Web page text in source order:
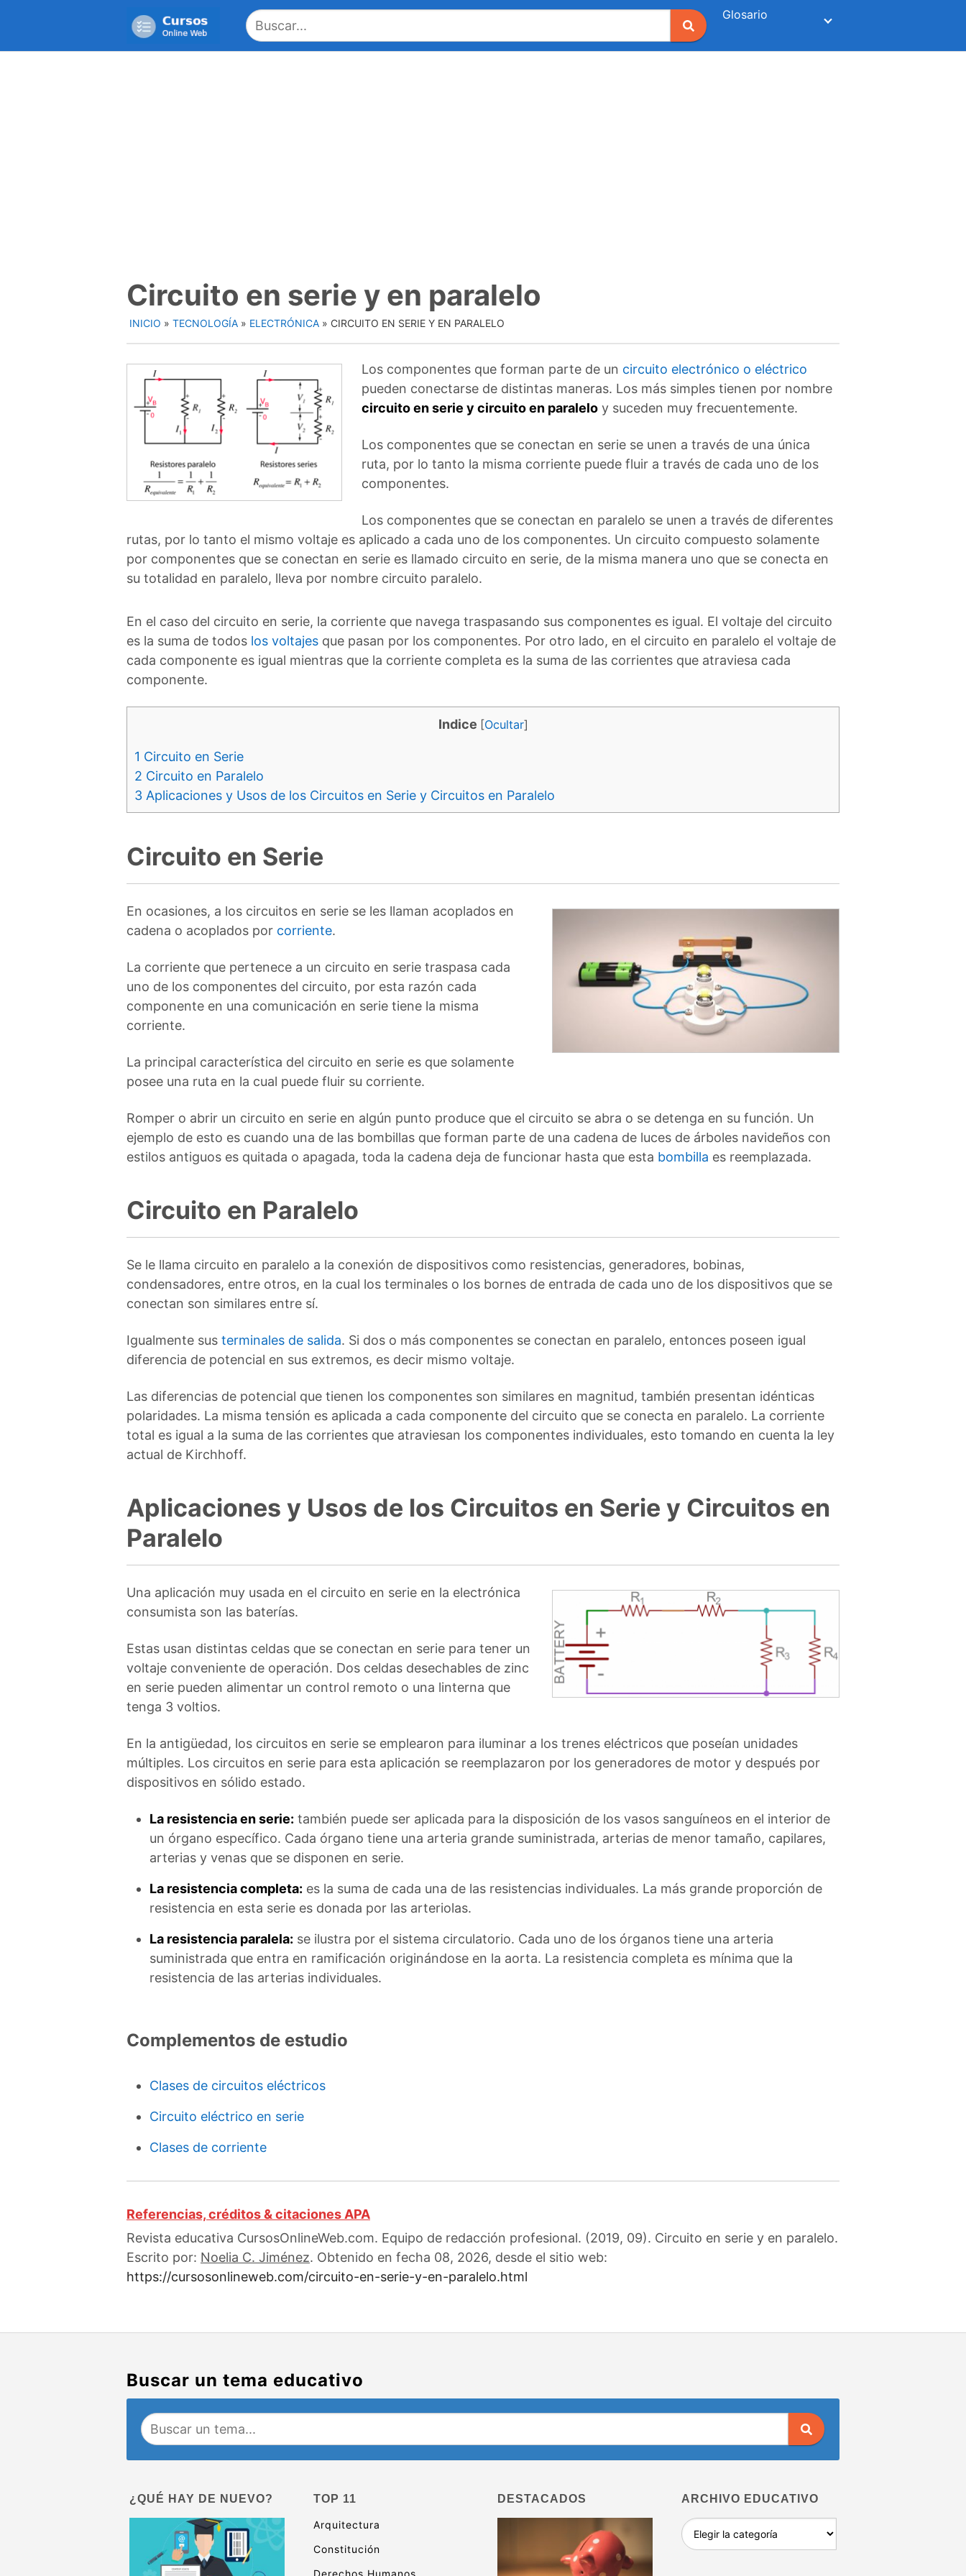
Glosario
Circuito en serie y en paralelo
INICIO » TECNOLOGÍA » ELECTRÓNICA » CIRCUITO EN SERIE Y EN PARALELO
Los componentes que forman parte de un circuito electrónico o eléctrico
pueden conectarse de distintas maneras. Los más simples tienen por nombre
circuito en serie y circuito en paralelo y suceden muy frecuentemente.
Los componentes que se conectan en serie se unen a través de una única
ruta, por lo tanto la misma corriente puede fluir a través de cada uno de los
componentes.
Los componentes que se conectan en paralelo se unen a través de diferentes
rutas, por lo tanto el mismo voltaje es aplicado a cada uno de los componentes. Un circuito compuesto solamente
por componentes que se conectan en serie es llamado circuito en serie, de la misma manera uno que se conecta en
su totalidad en paralelo, lleva por nombre circuito paralelo.
En el caso del circuito en serie, la corriente que navega traspasando sus componentes es igual. El voltaje del circuito
es la suma de todos los voltajes que pasan por los componentes. Por otro lado, en el circuito en paralelo el voltaje de
cada componente es igual mientras que la corriente completa es la suma de las corrientes que atraviesa cada
componente.
Indice [Ocultar]
1 Circuito en Serie
2 Circuito en Paralelo
3 Aplicaciones y Usos de los Circuitos en Serie y Circuitos en Paralelo
Circuito en Serie
En ocasiones, a los circuitos en serie se les llaman acoplados en
cadena o acoplados por corriente.
La corriente que pertenece a un circuito en serie traspasa cada
uno de los componentes del circuito, por esta razón cada
componente en una comunicación en serie tiene la misma
corriente.
La principal característica del circuito en serie es que solamente
posee una ruta en la cual puede fluir su corriente.
Romper o abrir un circuito en serie en algún punto produce que el circuito se abra o se detenga en su función. Un
ejemplo de esto es cuando una de las bombillas que forman parte de una cadena de luces de árboles navideños con
estilos antiguos es quitada o apagada, toda la cadena deja de funcionar hasta que esta bombilla es reemplazada.
Circuito en Paralelo
Se le llama circuito en paralelo a la conexión de dispositivos como resistencias, generadores, bobinas,
condensadores, entre otros, en la cual los terminales o los bornes de entrada de cada uno de los dispositivos que se
conectan son similares entre sí.
Igualmente sus terminales de salida. Si dos o más componentes se conectan en paralelo, entonces poseen igual
diferencia de potencial en sus extremos, es decir mismo voltaje.
Las diferencias de potencial que tienen los componentes son similares en magnitud, también presentan idénticas
polaridades. La misma tensión es aplicada a cada componente del circuito que se conecta en paralelo. La corriente
total es igual a la suma de las corrientes que atraviesan los componentes individuales, esto tomando en cuenta la ley
actual de Kirchhoff.
Aplicaciones y Usos de los Circuitos en Serie y Circuitos en
Paralelo
Una aplicación muy usada en el circuito en serie en la electrónica
consumista son las baterías.
Estas usan distintas celdas que se conectan en serie para tener un
voltaje conveniente de operación. Dos celdas desechables de zinc
en serie pueden alimentar un control remoto o una linterna que
tenga 3 voltios.
En la antigüedad, los circuitos en serie se emplearon para iluminar a los trenes eléctricos que poseían unidades
múltiples. Los circuitos en serie para esta aplicación se reemplazaron por los generadores de motor y después por
dispositivos en sólido estado.
La resistencia en serie: también puede ser aplicada para la disposición de los vasos sanguíneos en el interior de
un órgano específico. Cada órgano tiene una arteria grande suministrada, arterias de menor tamaño, capilares,
arterias y venas que se disponen en serie.
La resistencia completa: es la suma de cada una de las resistencias individuales. La más grande proporción de
resistencia en esta serie es donada por las arteriolas.
La resistencia paralela: se ilustra por el sistema circulatorio. Cada uno de los órganos tiene una arteria
suministrada que entra en ramificación originándose en la aorta. La resistencia completa es mínima que la
resistencia de las arterias individuales.
Complementos de estudio
Clases de circuitos eléctricos
Circuito eléctrico en serie
Clases de corriente
Referencias, créditos & citaciones APA
Revista educativa CursosOnlineWeb.com. Equipo de redacción profesional. (2019, 09). Circuito en serie y en paralelo.
Escrito por: Noelia C. Jiménez. Obtenido en fecha 08, 2026, desde el sitio web:
https://cursosonlineweb.com/circuito-en-serie-y-en-paralelo.html
Buscar un tema educativo
¿QUÉ HAY DE NUEVO? TOP 11
Arquitectura
Constitución
Derechos Humanos
DESTACADOS ARCHIVO EDUCATIVO
Archivo
educativo